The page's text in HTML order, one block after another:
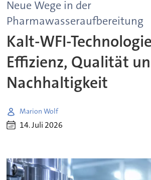
Neue Wege in der
Pharmawasseraufbereitung
Kalt-WFI-
Effizienz, Qualität
Nachhaltigkeit
Marion Wolf
14. Juli 2026